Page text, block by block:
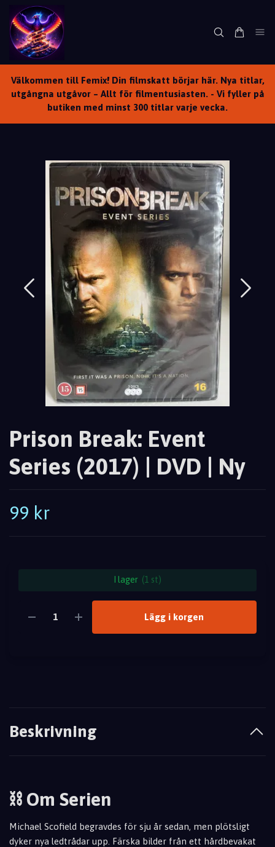
Välkommen till Femix! Din filmskatt börjar här. Nya titlar,
utgångna utgåvor – Allt för filmentusiasten. - Vi fyller på
butiken med minst 300 titlar varje vecka.
Prison Break: Event
Series (2017) | DVD | Ny
99 kr
I lager (1 st)
Lägg i korgen
Beskrivning
⛓️ Om Serien
Michael Scofield begravdes för sju år sedan, men plötsligt
dyker nya ledtrådar upp. Färska bilder från ett hårdbevakat